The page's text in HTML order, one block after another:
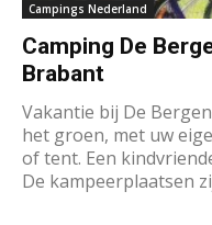
Campings Nederland
Camping De
Brabant
Vakantie bij De
het groen, met uw
of tent. Een
De kampeerplaatsen